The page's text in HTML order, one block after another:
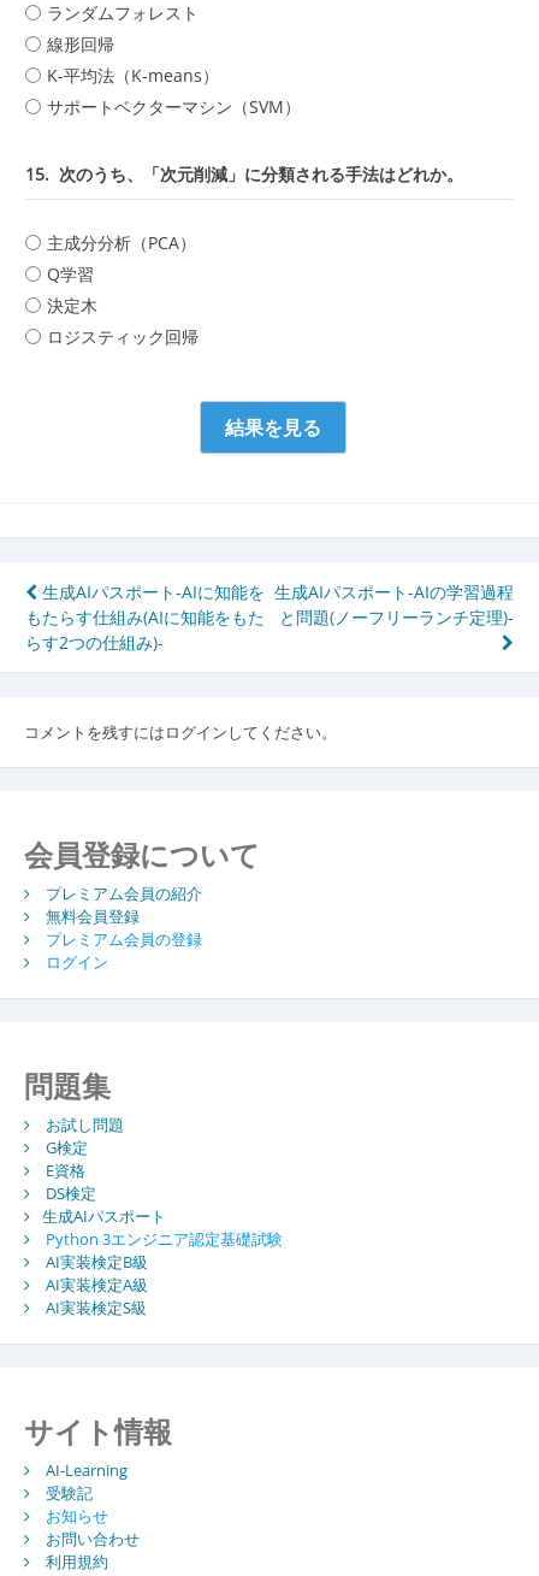
ランダムフォレスト
線形回帰
K-平均法（K-means）
サポートベクターマシン（SVM）
15. 次のうち、「次元削減」に分類される手法はどれか。
主成分分析（PCA）
Q学習
決定木
ロジスティック回帰
投
稿
ナ
ビ
ゲ
シ
ョ
ン
生成AIパスポート-AIに知能を
もたらす仕組み(AIに知能をもた
らす2つの仕組み)-
生成AIパスポート-AIの学習過程
と問題(ノーフリーランチ定理)-
コメントを残すにはログインしてください。
会員登録について
プレミアム会員の紹介
無料会員登録
プレミアム会員の登録
ログイン
問題集
お試し問題
G検定
E資格
DS検定
生成AIパスポート
Python 3エンジニア認定基礎試験
AI実装検定B級
AI実装検定A級
AI実装検定S級
サイト情報
AI-Learning
受験記
お知らせ
お問い合わせ
利用規約